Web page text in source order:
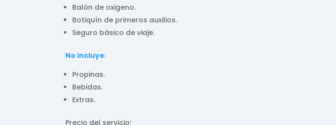
Balón de oxigeno.
Botiquín de primeros auxilios.
Seguro básico de viaje.
No incluye:
Propinas.
Bebidas.
Extras.
Precio del servicio: